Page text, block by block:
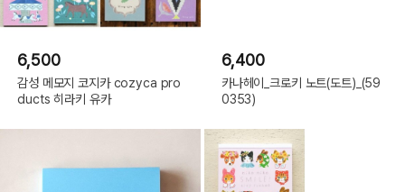
6,500
감성 메모지 코지카 cozyca pro
ducts 히라키 유카
6,400
카나헤이_크로키 노트(도트)_(59
0353)